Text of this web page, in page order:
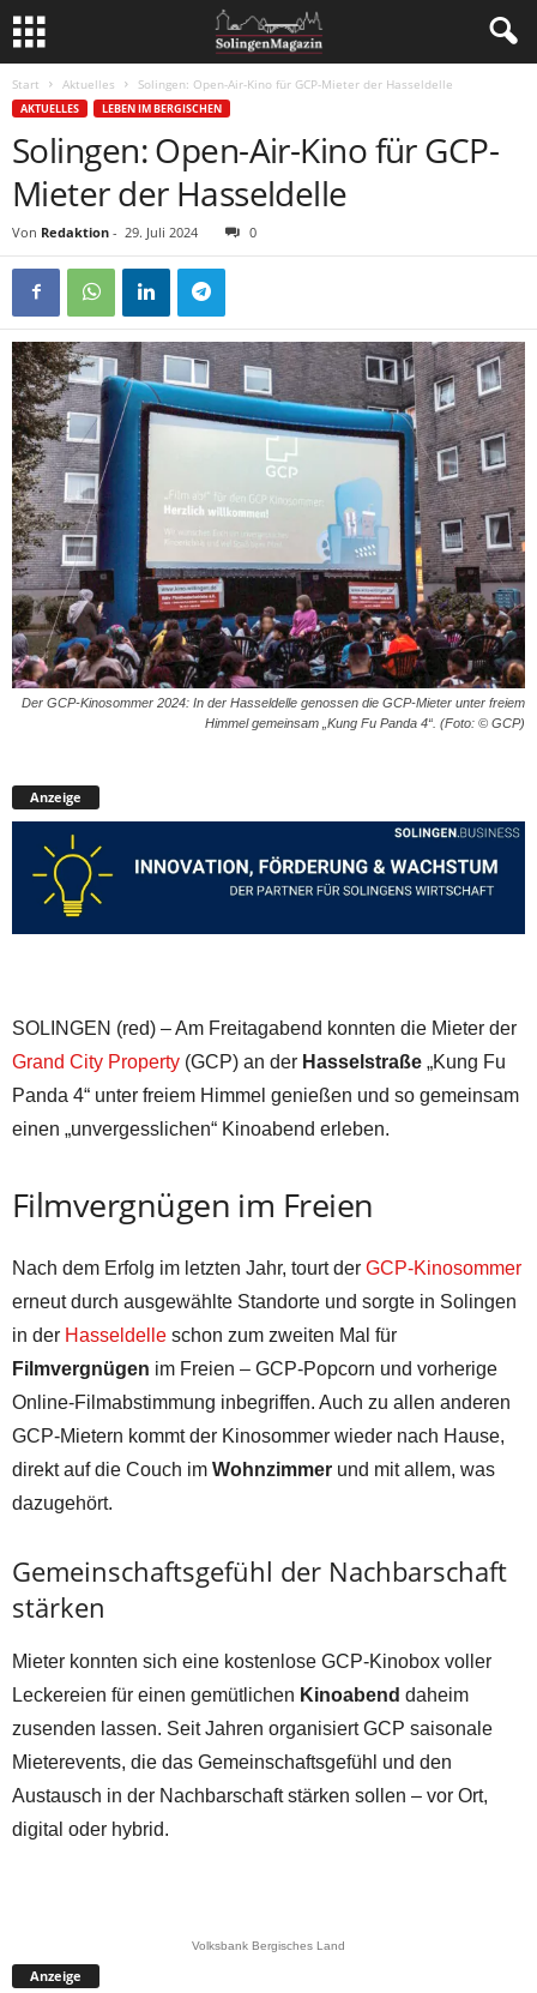
Start Aktuelles Solingen: Open-Air-Kino für GCP-Mieter der Hasseldelle
AKTUELLES LEBEN IM BERGISCHEN
Solingen: Open-Air-Kino für GCP-
Mieter der Hasseldelle
Von Redaktion - 29. Juli 2024 0
Der GCP-Kinosommer 2024: In der Hasseldelle genossen die GCP-Mieter unter freiem
Himmel gemeinsam „Kung Fu Panda 4“. (Foto: © GCP)
Anzeige
SOLINGEN (red) – Am Freitagabend konnten die Mieter der
Grand City Property (GCP) an der Hasselstraße „Kung Fu
Panda 4“ unter freiem Himmel genießen und so gemeinsam
einen „unvergesslichen“ Kinoabend erleben.
Filmvergnügen im Freien
Nach dem Erfolg im letzten Jahr, tourt der GCP-Kinosommer
erneut durch ausgewählte Standorte und sorgte in Solingen
in der Hasseldelle schon zum zweiten Mal für
Filmvergnügen im Freien – GCP-Popcorn und vorherige
Online-Filmabstimmung inbegriffen. Auch zu allen anderen
GCP-Mietern kommt der Kinosommer wieder nach Hause,
direkt auf die Couch im Wohnzimmer und mit allem, was
dazugehört.
Gemeinschaftsgefühl der Nachbarschaft
stärken
Mieter konnten sich eine kostenlose GCP-Kinobox voller
Leckereien für einen gemütlichen Kinoabend daheim
zusenden lassen. Seit Jahren organisiert GCP saisonale
Mieterevents, die das Gemeinschaftsgefühl und den
Austausch in der Nachbarschaft stärken sollen – vor Ort,
digital oder hybrid.
Volksbank Bergisches Land
Anzeige